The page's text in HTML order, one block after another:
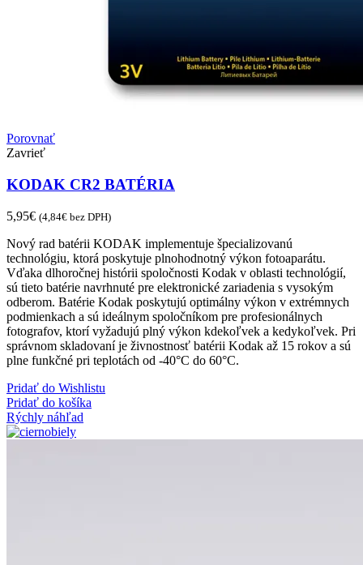
Porovnať
Zavrieť
KODAK CR2 BATÉRIA
5,95€ (4,84€ bez DPH)
Nový rad batérii KODAK implementuje špecializovanú
technológiu, ktorá poskytuje plnohodnotný výkon fotoaparátu.
Vďaka dlhoročnej histórii spoločnosti Kodak v oblasti technológií,
sú tieto batérie navrhnuté pre elektronické zariadenia s vysokým
odberom. Batérie Kodak poskytujú optimálny výkon v extrémnych
podmienkach a sú ideálnym spoločníkom pre profesionálnych
fotografov, ktorí vyžadujú plný výkon kdekoľvek a kedykoľvek. Pri
správnom skladovaní je živnostnosť batérii Kodak až 15 rokov a sú
plne funkčné pri teplotách od -40°C do 60°C.
Pridať do Wishlistu
Pridať do košíka
Rýchly náhľad